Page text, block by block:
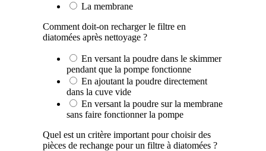
La membrane
Comment doit-on recharger le filtre en
diatomées après nettoyage ?
En versant la poudre dans le skimmer
pendant que la pompe fonctionne
En ajoutant la poudre directement
dans la cuve vide
En versant la poudre sur la membrane
sans faire fonctionner la pompe
Quel est un critère important pour choisir des
pièces de rechange pour un filtre à diatomées ?